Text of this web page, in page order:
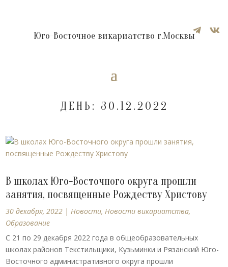
 
Юго-Восточное викариатство г.Москвы
ДЕНЬ: 30.12.2022
В школах Юго-Восточного округа прошли
занятия, посвященные Рождеству Христову
30 декабря, 2022 |Новости,Новости викариатства,
Образование
С 21 по 29 декабря 2022 года в общеобразовательных
школах районов Текстильщики, Кузьминки и Рязанский Юго-
Восточного административного округа прошли